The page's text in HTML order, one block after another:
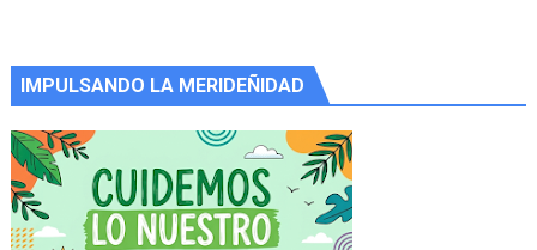
IMPULSANDO LA MERIDEÑIDAD